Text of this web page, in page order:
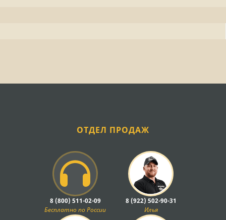
ОТДЕЛ ПРОДАЖ
8 (800) 511-02-09
Бесплатно по России
8 (922) 502-90-31
Илья